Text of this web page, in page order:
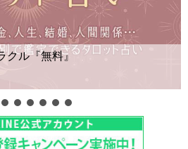
Yes No占い｜無料タロット◆私の質
ー？